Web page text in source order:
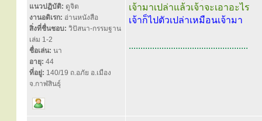
แนวปฏิบัติ: ดูจิต
งานอดิเรก: อ่านหนังสือ
สิ่งที่ชื่นชอบ: วิปัสนา-กรรมฐาน
เล่ม 1-2
ชื่อเล่น: นา
อายุ: 44
ที่อยู่: 140/19 ถ.อภัย อ.เมือง
จ.กาฬสินธุ์
เจ้ามาเปล่าแล้วเจ้าจะเอาอะไร
เจ้าก็ไปตัวเปล่าเหมือนเจ้ามา
...................................................